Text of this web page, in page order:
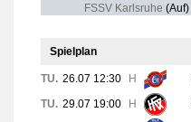
FSSV Karlsruhe (Auf)
Spielplan
TU. 26.07 12:30 H
TU. 29.07 19:00 H